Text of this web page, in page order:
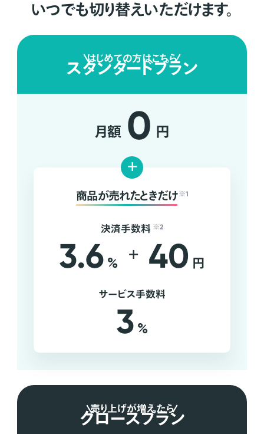
いつでも切り替えいただけます。
はじめての方はこちら
スタンダードプラン
月額 0 円
+
商品が売れたときだけ ※1
決済手数料 ※2
3.6 % + 40 円
サービス手数料
3 %
売り上げが増えたら
グロースプラン